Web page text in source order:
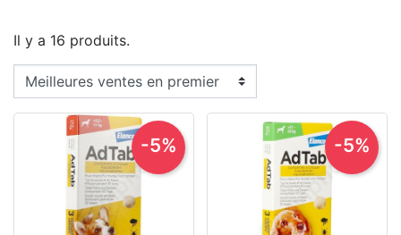
Il y a 16 produits.
-5% -5%